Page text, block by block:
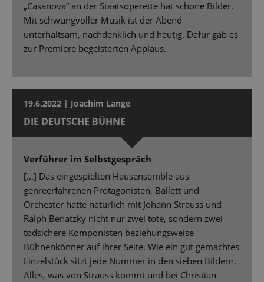
„Casanova“ an der Staatsoperette hat schöne Bilder.
Mit schwungvoller Musik ist der Abend
unterhaltsam, nachdenklich und heutig. Dafür gab es
zur Premiere begeisterten Applaus.
19.6.2022 | Joachim Lange
DIE DEUTSCHE BÜHNE
Verführer im Selbstgespräch
[…] Das eingespielten Hausensemble aus
genreerfahrenen Protagonisten, Ballett und
Orchester hatte natürlich mit Johann Strauss und
Ralph Benatzky nicht nur zwei tote, sondern zwei
todsichere Komponisten beziehungsweise
Bühnenkönner auf ihrer Seite. Wie ein gut gemachtes
Einzelstück sitzt jede Nummer in den sieben Bildern.
Alles, was von Strauss kommt und bei Christian